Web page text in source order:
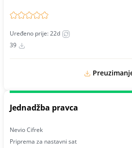
Uređeno prije: 22d
39
Jednadžba pravca
Nevio Cifrek
Priprema za nastavni sat